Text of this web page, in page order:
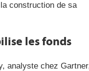
construction de sa
les fonds
analyste chez